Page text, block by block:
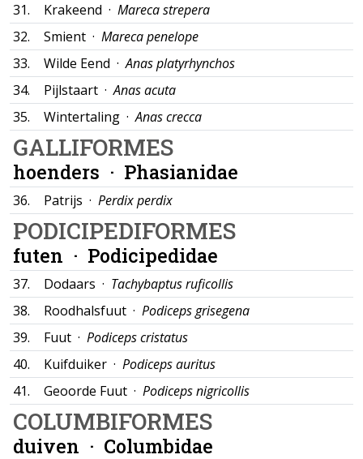
31.
Krakeend · Mareca strepera
32.
Smient · Mareca penelope
33.
Wilde Eend ·Anas platyrhynchos
34.
Pijlstaart ·Anas acuta
35.
Wintertaling ·Anas crecca
GALLIFORMES
hoenders · Phasianidae
36. Patrijs · Perdix perdix
PODICIPEDIFORMES
futen · Podicipedidae
37. Dodaars · Tachybaptus ruficollis
38.
Roodhalsfuut · Podiceps grisegena
39.
Fuut · Podiceps cristatus
40.
Kuifduiker · Podiceps auritus
41.
Geoorde Fuut · Podiceps nigricollis
COLUMBIFORMES
duiven · Columbidae